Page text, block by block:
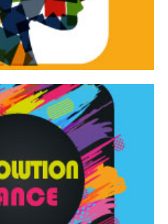
dinamiche
Dance
– I Edizione